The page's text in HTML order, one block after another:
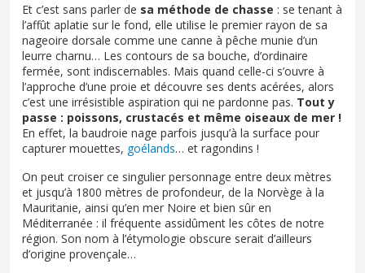
Et c’est sans parler de sa méthode de chasse : se tenant à
l’affût aplatie sur le fond, elle utilise le premier rayon de sa
nageoire dorsale comme une canne à pêche munie d’un
leurre charnu… Les contours de sa bouche, d’ordinaire
fermée, sont indiscernables. Mais quand celle-ci s’ouvre à
l’approche d’une proie et découvre ses dents acérées, alors
c’est une irrésistible aspiration qui ne pardonne pas. Tout y
passe : poissons, crustacés et même oiseaux de mer !
En effet, la baudroie nage parfois jusqu’à la surface pour
capturer mouettes, goélands… et ragondins !
On peut croiser ce singulier personnage entre deux mètres
et jusqu’à 1800 mètres de profondeur, de la Norvège à la
Mauritanie, ainsi qu’en mer Noire et bien sûr en
Méditerranée : il fréquente assidûment les côtes de notre
région. Son nom à l’étymologie obscure serait d’ailleurs
d’origine provençale…